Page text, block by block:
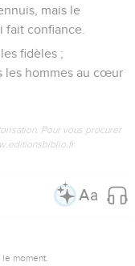
faute, et qui est
foi !